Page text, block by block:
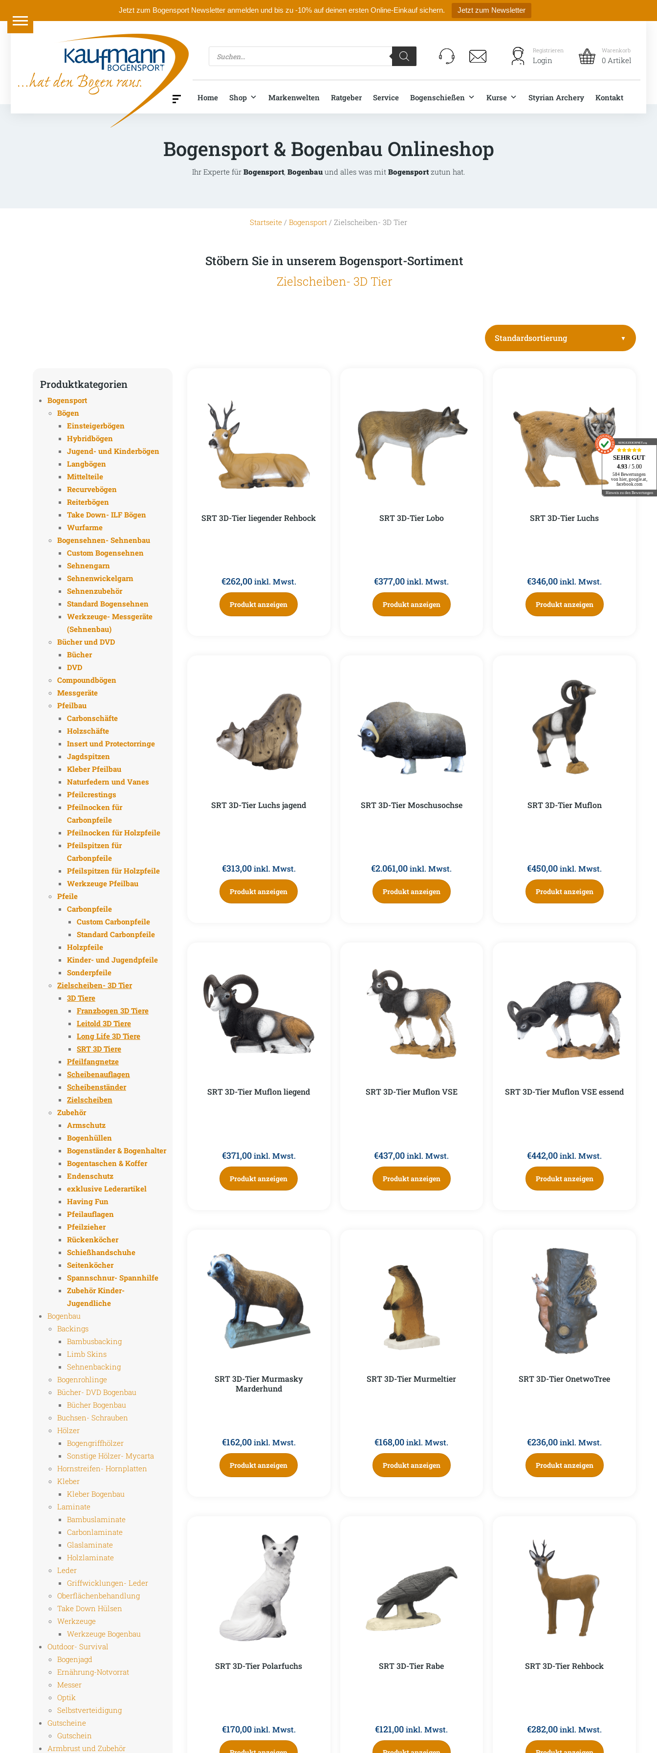
Jetzt zum Bogensport Newsletter anmelden und bis zu -10% auf deinen ersten Online-Einkauf sichern. Jetzt zum Newsletter
Products
search
Registrieren
Login
Warenkorb
0 Artikel
Home Shop Markenwelten Ratgeber Service Bogenschießen Kurse Styrian Archery Kontakt
Bogensport & Bogenbau Onlineshop
Ihr Experte für Bogensport, Bogenbauund alles was mit Bogensport zutun hat.
Startseite / Bogensport / Zielscheiben- 3D Tier
Stöbern Sie in unserem Bogensport-Sortiment
Zielscheiben- 3D Tier
Produktkategorien
Bogensport
Bögen
Einsteigerbögen
Hybridbögen
Jugend- und Kinderbögen
Langbögen
Mittelteile
Recurvebögen
Reiterbögen
Take Down- ILF Bögen
Wurfarme
Bogensehnen- Sehnenbau
Custom Bogensehnen
Sehnengarn
Sehnenwickelgarn
Sehnenzubehör
Standard Bogensehnen
Werkzeuge- Messgeräte
(Sehnenbau)
Bücher und DVD
Bücher
DVD
Compoundbögen
Messgeräte
Pfeilbau
Carbonschäfte
Holzschäfte
Insert und Protectorringe
Jagdspitzen
Kleber Pfeilbau
Naturfedern und Vanes
Pfeilcrestings
Pfeilnocken für
Carbonpfeile
Pfeilnocken für Holzpfeile
Pfeilspitzen für
Carbonpfeile
Pfeilspitzen für Holzpfeile
Werkzeuge Pfeilbau
Pfeile
Carbonpfeile
Custom Carbonpfeile
Standard Carbonpfeile
Holzpfeile
Kinder- und Jugendpfeile
Sonderpfeile
Zielscheiben- 3D Tier
3D Tiere
Franzbogen 3D Tiere
Leitold 3D Tiere
Long Life 3D Tiere
SRT 3D Tiere
Pfeilfangnetze
Scheibenauflagen
Scheibenständer
Zielscheiben
Zubehör
Armschutz
Bogenhüllen
Bogenständer & Bogenhalter
Bogentaschen & Koffer
Endenschutz
exklusive Lederartikel
Having Fun
Pfeilauflagen
Pfeilzieher
Rückenköcher
Schießhandschuhe
Seitenköcher
Spannschnur- Spannhilfe
Zubehör Kinder-
Jugendliche
Bogenbau
Backings
Bambusbacking
Limb Skins
Sehnenbacking
Bogenrohlinge
Bücher- DVD Bogenbau
Bücher Bogenbau
Buchsen- Schrauben
Hölzer
Bogengriffhölzer
Sonstige Hölzer- Mycarta
Hornstreifen- Hornplatten
Kleber
Kleber Bogenbau
Laminate
Bambuslaminate
Carbonlaminate
Glaslaminate
Holzlaminate
Leder
Griffwicklungen- Leder
Oberflächenbehandlung
Take Down Hülsen
Werkzeuge
Werkzeuge Bogenbau
Outdoor- Survival
Bogenjagd
Ernährung-Notvorrat
Messer
Optik
Selbstverteidigung
Gutscheine
Gutschein
Armbrust und Zubehör
SRT 3D-Tier liegender Rehbock
€262,00inkl. Mwst.
Produkt anzeigen
SRT 3D-Tier Lobo
€377,00 inkl. Mwst.
Produkt anzeigen
SRT 3D-Tier Luchs
€346,00inkl. Mwst.
Produkt anzeigen
SRT 3D-Tier Luchs jagend
€313,00inkl. Mwst.
Produkt anzeigen
SRT 3D-Tier Moschusochse
€2.061,00 inkl. Mwst.
Produkt anzeigen
SRT 3D-Tier Muflon
€450,00inkl. Mwst.
Produkt anzeigen
SRT 3D-Tier Muflon liegend
€371,00inkl. Mwst.
Produkt anzeigen
SRT 3D-Tier Muflon VSE
€437,00 inkl. Mwst.
Produkt anzeigen
SRT 3D-Tier Muflon VSE essend
€442,00inkl. Mwst.
Produkt anzeigen
SRT 3D-Tier Murmasky
Marderhund
€162,00inkl. Mwst.
Produkt anzeigen
SRT 3D-Tier Murmeltier
€168,00 inkl. Mwst.
Produkt anzeigen
SRT 3D-Tier OnetwoTree
€236,00inkl. Mwst.
Produkt anzeigen
SRT 3D-Tier Polarfuchs
€170,00inkl. Mwst.
SRT 3D-Tier Rabe
€121,00 inkl. Mwst.
SRT 3D-Tier Rehbock
€282,00inkl. Mwst.
AUSGEZEICHNET.org
SEHR GUT
4.93 / 5.00
584 Bewertungen
von hier, google.at,
facebook.com
Hinweis zu den Bewertungen